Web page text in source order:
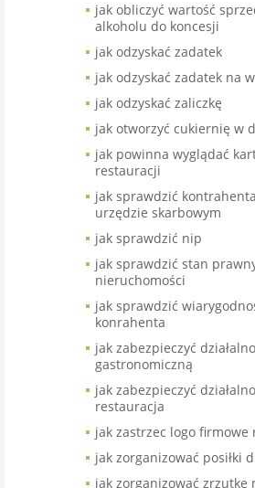
jak obliczyć wartość
alkoholu do koncesji
jak odzyskać zadatek
jak odzyskać zadatek na
jak odzyskać zaliczkę
jak otworzyć cukiernię w
jak powinna wyglądać
restauracji
jak sprawdzić
urzędzie skarbowym
jak sprawdzić nip
jak sprawdzić stan
nieruchomości
jak sprawdzić
konrahenta
jak zabezpieczyć
gastronomiczną
jak zabezpieczyć
restauracja
jak zastrzec logo firmowe
jak zorganizować posiłki
jak zorganizować zrzutkę